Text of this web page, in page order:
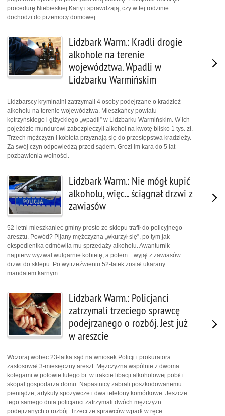
procedurę Niebieskiej Karty i sprawdzają, czy w tej rodzinie
dochodzi do przemocy domowej.
Lidzbark Warm.: Kradli drogie
alkohole na terenie
województwa. Wpadli w
Lidzbarku Warmińskim
Lidzbarscy kryminalni zatrzymali 4 osoby podejrzane o kradzież
alkoholu na terenie województwa. Mieszkańcy powiatu
kętrzyńskiego i giżyckiego „wpadli” w Lidzbarku Warmińskim. W ich
pojeździe mundurowi zabezpieczyli alkohol na kwotę blisko 1 tys. zł.
Trzech mężczyzn i kobieta przyznają się do przestępstwa kradzieży.
Za swój czyn odpowiedzą przed sądem. Grozi im kara do 5 lat
pozbawienia wolności.
Lidzbark Warm.: Nie mógł kupić
alkoholu, więc... ściągnał drzwi z
zawiasów
52-letni mieszkaniec gminy prosto ze sklepu trafił do policyjnego
aresztu. Powód? Pijany mężczyzna „wkurzył się”, po tym jak
ekspedientka odmówiła mu sprzedaży alkoholu. Awanturnik
najpierw wyzwał wulgarnie kobietę, a potem... wyjął z zawiasów
drzwi do sklepu. Po wytrzeźwieniu 52-latek został ukarany
mandatem karnym.
Lidzbark Warm.: Policjanci
zatrzymali trzeciego sprawcę
podejrzanego o rozbój. Jest już
w areszcie
Wczoraj wobec 23-latka sąd na wniosek Policji i prokuratora
zastosował 3-miesięczny areszt. Mężczyzna wspólnie z dwoma
kolegami w połowie lutego br. w trakcie libacji alkoholowej pobił i
skopał gospodarza domu. Napastnicy zabrali poszkodowanemu
pieniądze, artykuły spożywcze i dwa telefony komórkowe. Jeszcze
tego samego dnia policjanci zatrzymali dwóch mężczyzn
podejrzanych o rozbój. Trzeci ze sprawców wpadł w ręce